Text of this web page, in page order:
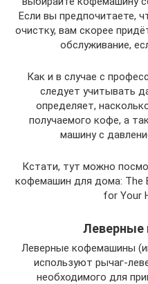
Если вы предпочитаете,
очистку, вам скорее
обслуживание,
Как и в случае с
следует учитывать
определяет,
получаемого кофе, а
машину с
Кстати, тут можно
кофемашин для дома: The
for Your
Леверные кофемашины
используют рычаг-
необходимого для